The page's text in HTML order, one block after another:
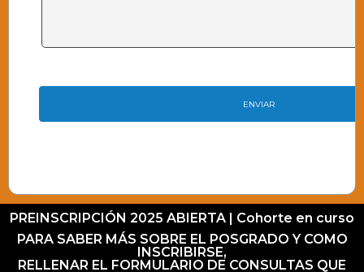
PREINSCRIPCIÓN 2025 ABIERTA | Cohorte en curso
PARA SABER MÁS SOBRE EL POSGRADO Y COMO
INSCRIBIRSE,
RELLENAR EL FORMULARIO DE CONSULTAS QUE